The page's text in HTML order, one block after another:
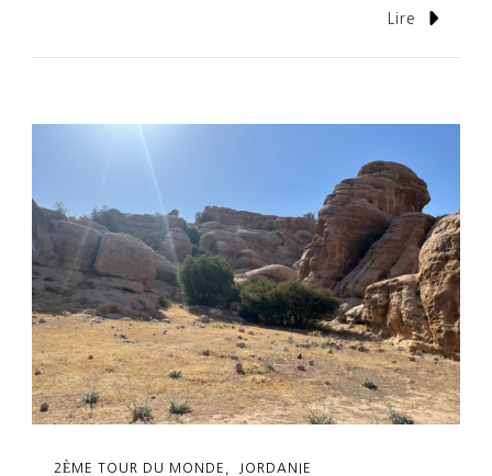
Lire
2ÈME TOUR DU MONDE JORDANIE